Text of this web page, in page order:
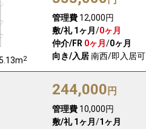
2
管理費12,000円
敷/礼 1ヶ月 /0ヶ月
仲介/FR 0ヶ月 /0ヶ月
向き/入居南西/即入居可
244,000 円
管理費10,000円
敷/礼 1ヶ月 /1ヶ月